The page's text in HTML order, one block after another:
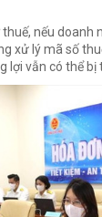
nếu doanh
xử lý mã số
lợi vẫn có thể bị